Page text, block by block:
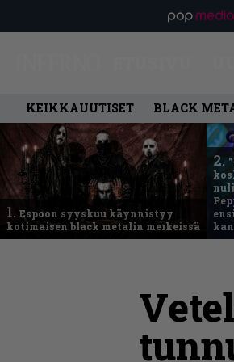
KEIKKAUUTISET BLACK
1. Espoon syyskuu käynnistyy
kotimaisen black metalin merkeissä
2.